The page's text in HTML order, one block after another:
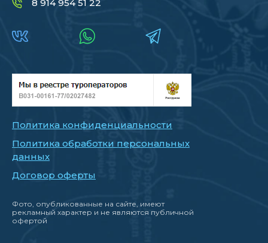
8 914 954 51 22
Политика конфиденциальности
Политика обработки персональных
данных
Договор оферты
Фото, опубликованные на сайте, имеют
рекламный характер и не являются публичной
офертой